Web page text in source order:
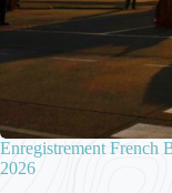
Enregistrement French
2026